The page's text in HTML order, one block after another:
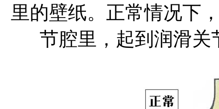
里的壁纸。正常情况下
节腔里，起到润滑